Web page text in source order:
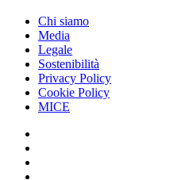
Chi siamo
Media
Legale
Sostenibilità
Privacy Policy
Cookie Policy
MICE